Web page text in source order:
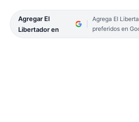
Agregar El
Libertador en
Agrega El
preferidos en